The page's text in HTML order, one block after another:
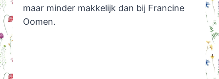
maar minder makkelijk dan bij Francine
Oomen.